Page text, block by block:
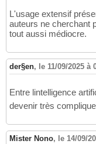
L'usage extensif
auteurs ne cherchant
tout aussi médiocre.
der§en, le 11/09/2025 à
Entre lintelligence
devenir très
Mister Nono, le 14/09/